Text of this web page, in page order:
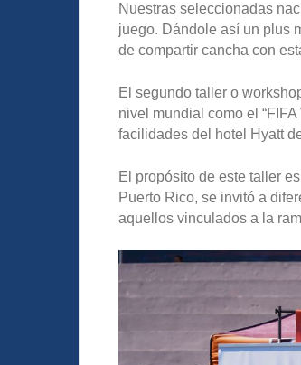
Nuestras seleccionadas
juego. Dándole así un plus
de compartir cancha con
El segundo taller o
nivel mundial como el
facilidades del hotel Hyatt
El propósito de este taller
Puerto Rico, se invitó a
aquellos vinculados a la